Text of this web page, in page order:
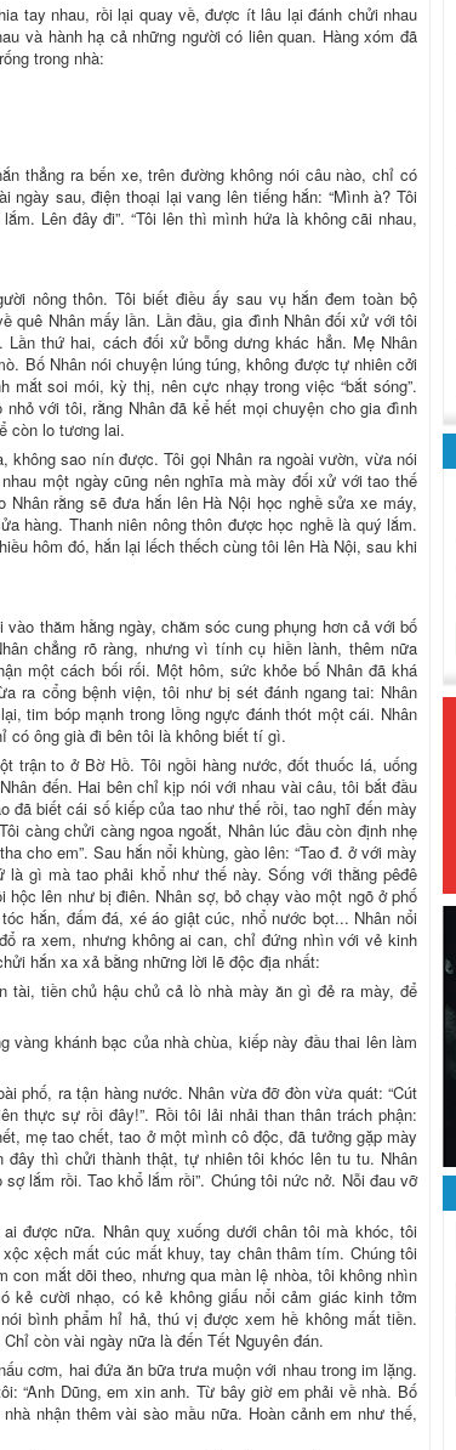
tay nhau, rồi lại quay về, được ít lâu lại đánh chửi nhau
và hành hạ cả những người có liên quan. Hàng xóm đã
trong nhà:
thẳng ra bến xe, trên đường không nói câu nào, chỉ có
ngày sau, điện thoại lại vang lên tiếng hắn: “Mình à? Tôi
Lên đây đi”. “Tôi lên thì mình hứa là không cãi nhau,
nông thôn. Tôi biết điều ấy sau vụ hắn đem toàn bộ
quê Nhân mấy lần. Lần đầu, gia đình Nhân đối xử với tôi
thứ hai, cách đối xử bỗng dưng khác hẳn. Mẹ Nhân
Bố Nhân nói chuyện lúng túng, không được tự nhiên cởi
mắt soi mói, kỳ thị, nên cực nhạy trong việc “bắt sóng”.
với tôi, rằng Nhân đã kể hết mọi chuyện cho gia đình
còn lo tương lai.
sao nín được. Tôi gọi Nhân ra ngoài vườn, vừa nói
một ngày cũng nên nghĩa mà mày đối xử với tao thế
Nhân rằng sẽ đưa hắn lên Hà Nội học nghề sửa xe máy,
hàng. Thanh niên nông thôn được học nghề là quý lắm.
hôm đó, hắn lại lếch thếch cùng tôi lên Hà Nội, sau khi
thăm hằng ngày, chăm sóc cung phụng hơn cả với bố
chẳng rõ ràng, nhưng vì tính cụ hiền lành, thêm nữa
một cách bối rối. Một hôm, sức khỏe bố Nhân đã khá
ra cổng bệnh viện, tôi như bị sét đánh ngang tai: Nhân
tim bóp mạnh trong lồng ngực đánh thót một cái. Nhân
có ông già đi bên tôi là không biết tí gì.
trận to ở Bờ Hồ. Tôi ngồi hàng nước, đốt thuốc lá, uống
đến. Hai bên chỉ kịp nói với nhau vài câu, tôi bắt đầu
đã biết cái số kiếp của tao như thế rồi, tao nghĩ đến mày
càng chửi càng ngoa ngoắt, Nhân lúc đầu còn định nhẹ
cho em”. Sau hắn nổi khùng, gào lên: “Tao đ. ở với mày
gì mà tao phải khổ như thế này. Sống với thằng pêđê
hộc lên như bị điên. Nhân sợ, bỏ chạy vào một ngõ ở phố
hắn, đấm đá, xé áo giật cúc, nhổ nước bọt... Nhân nổi
ra xem, nhưng không ai can, chỉ đứng nhìn với vẻ kinh
hắn xa xả bằng những lời lẽ độc địa nhất:
tài, tiền chủ hậu chủ cả lò nhà mày ăn gì đẻ ra mày, để
vàng khánh bạc của nhà chùa, kiếp này đầu thai lên làm
phố, ra tận hàng nước. Nhân vừa đỡ đòn vừa quát: “Cút
thực sự rồi đây!”. Rồi tôi lải nhải than thân trách phận:
mẹ tao chết, tao ở một mình cô độc, đã tưởng gặp mày
đây thì chửi thành thật, tự nhiên tôi khóc lên tu tu. Nhân
lắm rồi. Tao khổ lắm rồi”. Chúng tôi nức nở. Nỗi đau vỡ
được nữa. Nhân quỵ xuống dưới chân tôi mà khóc, tôi
xệch mất cúc mất khuy, tay chân thâm tím. Chúng tôi
con mắt dõi theo, nhưng qua màn lệ nhòa, tôi không nhìn
kẻ cười nhạo, có kẻ không giấu nổi cảm giác kinh tởm
bình phẩm hỉ hả, thú vị được xem hề không mất tiền.
còn vài ngày nữa là đến Tết Nguyên đán.
cơm, hai đứa ăn bữa trưa muộn với nhau trong im lặng.
“Anh Dũng, em xin anh. Từ bây giờ em phải về nhà. Bố
nhận thêm vài sào mầu nữa. Hoàn cảnh em như thế,